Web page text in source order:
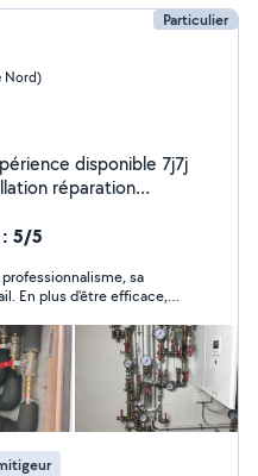
Particulier
Nord)
- lavabo -
: 5/5
sa
En plus d'être efficace, il